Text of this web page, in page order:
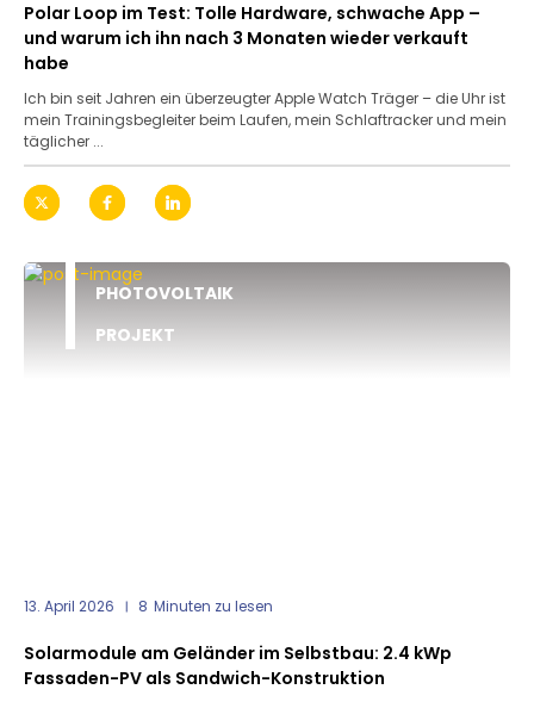
Polar Loop im Test: Tolle Hardware, schwache App –
und warum ich ihn nach 3 Monaten wieder verkauft
habe
Ich bin seit Jahren ein überzeugter Apple Watch Träger – die Uhr ist
mein Trainingsbegleiter beim Laufen, mein Schlaftracker und mein
täglicher ...
PHOTOVOLTAIK
PROJEKT
13. April 2026 8 Minuten zu lesen
Solarmodule am Geländer im Selbstbau: 2.4 kWp
Fassaden-PV als Sandwich-Konstruktion